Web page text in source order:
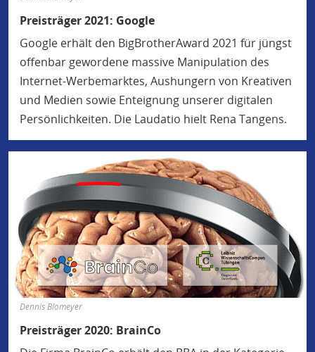
Preisträger 2021: Google
Google erhält den BigBrotherAward 2021 für jüngst
offenbar gewordene massive Manipulation des
Internet-Werbemarktes, Aushungern von Kreativen
und Medien sowie Enteignung unserer digitalen
Persönlichkeiten. Die Laudatio hielt Rena Tangens.
Preisträger 2020: BrainCo
Dennis Blomeyer